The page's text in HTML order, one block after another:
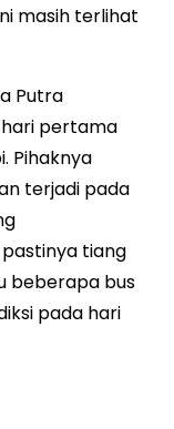
masih terlihat
Putra
pertama
Pihaknya
terjadi pada
tiang
beberapa bus
pada hari